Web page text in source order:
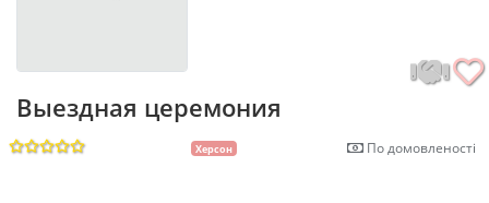
Выездная церемония
Херсон По домовленості